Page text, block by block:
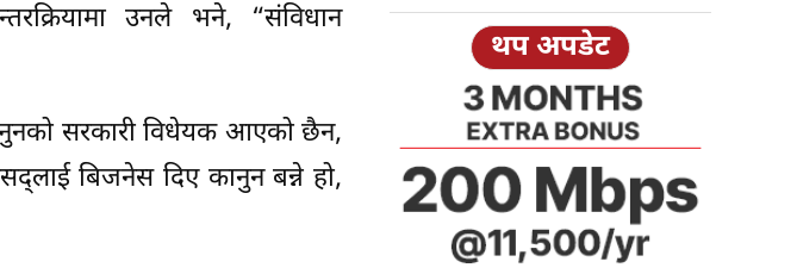
उनले भने, “संविधान
सरकारी विधेयक आएको छैन,
बिजनेस दिए कानुन बन्ने हो,
थप अपडेट